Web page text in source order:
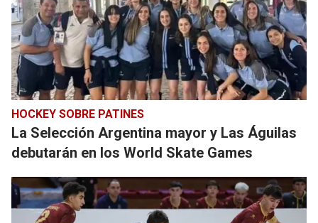
HOCKEY SOBRE PATINES
La Selección Argentina mayor y Las Águilas
debutarán en los World Skate Games